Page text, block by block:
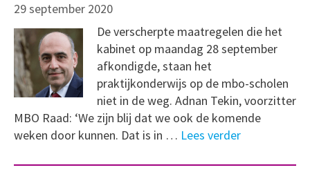
29 september 2020
De verscherpte maatregelen die het
kabinet op maandag 28 september
afkondigde, staan het
praktijkonderwijs op de mbo-scholen
niet in de weg. Adnan Tekin, voorzitter
MBO Raad: ‘We zijn blij dat we ook de komende
weken door kunnen. Dat is in … Lees verder